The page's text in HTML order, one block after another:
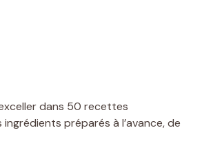
dans 50 recettes
préparés à l’avance, de